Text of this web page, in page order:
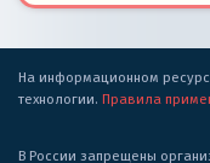
На информационном
технологии. Правила
В России запрещены